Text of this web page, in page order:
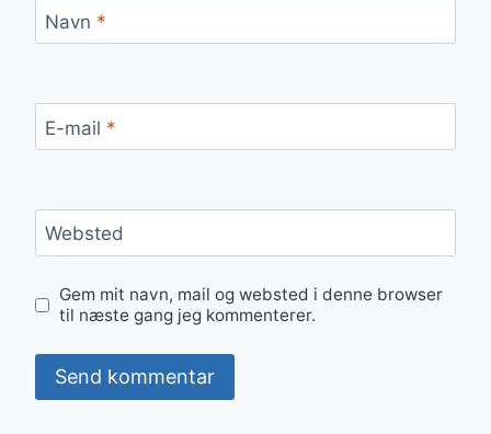
Navn *
E-mail *
Websted
Gem mit navn, mail og websted i denne browser
til næste gang jeg kommenterer.